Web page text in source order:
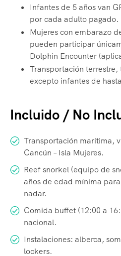
Infantes de 5 años van
por cada adulto pagado.
Mujeres con embarazo
pueden participar
Dolphin Encounter
Transportación
excepto infantes de
Incluido / No
Transportación marítima,
Cancún – Isla Mujeres.
Reef snorkel (equipo de
años de edad mínima
nadar.
Comida buffet (12:00 a
nacional.
Instalaciones: alberca,
lockers.